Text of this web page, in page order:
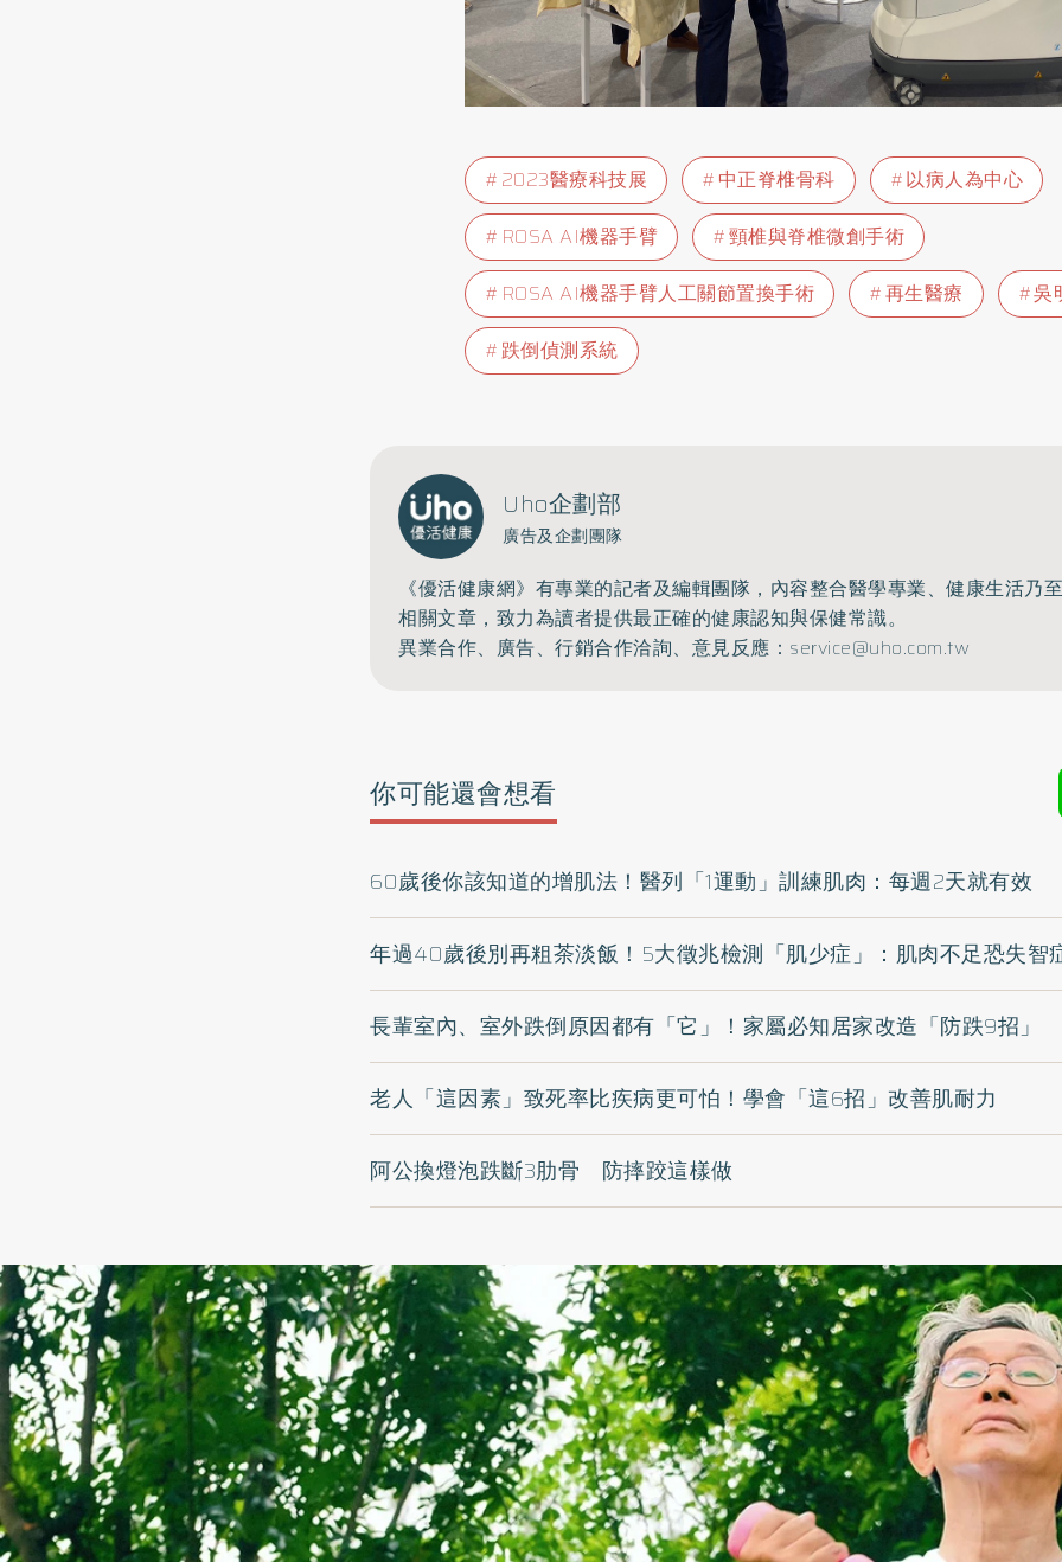
2023醫療科技展 中正脊椎骨科
以病人為中心
ROSA AI機器手臂
頸椎與脊椎微創手術
ROSA AI機器手臂人工關節置換手術
再生醫療
吳
跌倒偵測系統
Uho企劃部
廣告及企劃團隊
《優活健康網》有專業的記者及編輯團隊，內容整合醫學專業、健康生活乃
相關文章，致力為讀者提供最正確的健康認知與保健常識。
異業合作、廣告、行銷合作洽詢、意見反應： service@uho.com.tw
你可能還會想看
60歲後你該知道的增肌法！醫列「1運動」訓練肌肉：每週2天就有效
年過40歲後別再粗茶淡飯！5大徵兆檢測「肌少症」：肌肉不足恐失智
長輩室內、室外跌倒原因都有「它」！家屬必知居家改造「防跌9招」
老人「這因素」致死率比疾病更可怕！學會「這6招」改善肌耐力
阿公換燈泡跌斷3肋骨 防摔跤這樣做